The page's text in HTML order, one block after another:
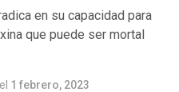
en su capacidad para
que puede ser mortal
el 1 febrero, 2023